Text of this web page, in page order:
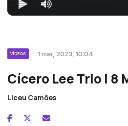
VÍDEOS 1 mar, 2023, 10:04
Cícero Lee Trio | 8
Liceu Camões